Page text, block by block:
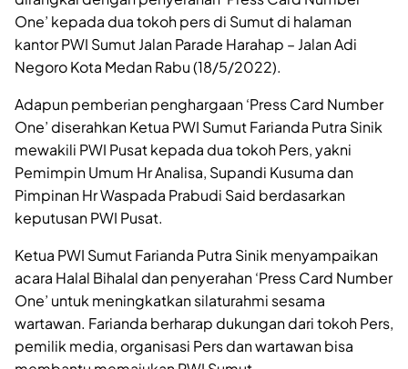
One’ kepada dua tokoh pers di Sumut di halaman
kantor PWI Sumut Jalan Parade Harahap – Jalan Adi
Negoro Kota Medan Rabu (18/5/2022).
Adapun pemberian penghargaan ‘Press Card Number
One’ diserahkan Ketua PWI Sumut Farianda Putra Sinik
mewakili PWI Pusat kepada dua tokoh Pers, yakni
Pemimpin Umum Hr Analisa, Supandi Kusuma dan
Pimpinan Hr Waspada Prabudi Said berdasarkan
keputusan PWI Pusat.
Ketua PWI Sumut Farianda Putra Sinik menyampaikan
acara Halal Bihalal dan penyerahan ‘Press Card Number
One’ untuk meningkatkan silaturahmi sesama
wartawan. Farianda berharap dukungan dari tokoh Pers,
pemilik media, organisasi Pers dan wartawan bisa